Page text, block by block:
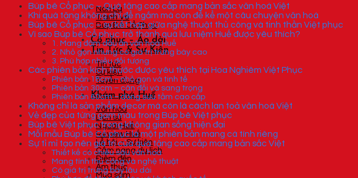
Nón Lá
Tranh Vẽ
Búp Bê Cổ Phục
Cổ phục – Áo dài
Tin Tức & Sự Kiện
Tin tức
Sự kiện
Tuyển dụng
Khám phá Huế
Văn hóa
Lịch sử
Người Huế
Review Huế
Lễ hội – Sự kiện
Cẩm nang du lịch
Điểm đến
Ẩm thực
Mua sắm
Búp bê Cổ phục – Quà tặng cao cấp mang bản sắc văn hoá Việt
Khi quà tặng không chỉ để ngắm mà còn để kể một câu chuyện văn hoá
Búp bê Cổ phục – sự kết hợp giữa nghệ thuật thủ công và tinh thần Việt phục
Vì sao Búp bê Cổ phục trở thành quà lưu niệm Huế được yêu thích?
1. Mang đậm dấu ấn văn hoá Huế
2. Nhỏ gọn nhưng có giá trị trưng bày cao
3. Phù hợp nhiều đối tượng
Các phiên bản kích thước được yêu thích tại Hoa Nghiêm Việt Phục
Phiên bản 18cm – nhỏ gọn và tinh tế
Phiên bản 30cm – cân đối và sang trọng
Phiên bản 60cm – dòng sưu tầm cao cấp
Không chỉ là sản phẩm decor mà còn là cách lan toả văn hoá Việt
Vẻ đẹp của từng gam màu trong Búp bê Việt phục
Búp bê Việt phục trong không gian sống hiện đại
Mỗi mẫu Búp bê Cổ phục là một phiên bản mang cá tính riêng
Sự tỉ mỉ tạo nên giá trị của quà tặng cao cấp mang bản sắc Việt
Thiết kế có chiều sâu văn hoá
Mang tính thủ công và nghệ thuật
Có giá trị trưng bày lâu dài